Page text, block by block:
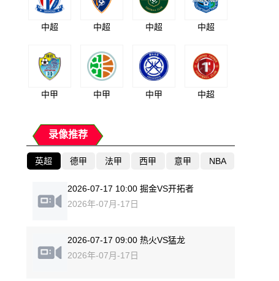
中超 中超 中超 中超
中甲 中甲 中甲 中超
录像推荐
英超 德甲 法甲 西甲 意甲 NBA
2026-07-17 10:00 掘金VS开拓者
2026年-07月-17日
2026-07-17 09:00 热火VS猛龙
2026年-07月-17日